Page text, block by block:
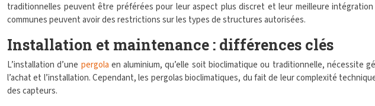
traditionnelles peuvent être préférées pour leur aspect plus discret et leur meilleure
communes peuvent avoir des restrictions sur les types de structures autorisées.
Installation et maintenance : différences clés
L’installation d’une pergola en aluminium, qu’elle soit bioclimatique ou traditionnelle, nécessite
l’achat et l’installation. Cependant, les pergolas bioclimatiques, du fait de leur complexité
des capteurs.